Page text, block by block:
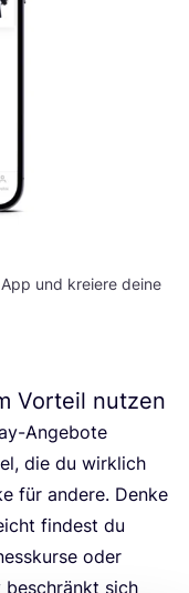
und kreiere deine
Vorteil nutzen
Ange­bo­te
die du wirk­lich
für ande­re. Den­ke
fin­dest du
oder
beschränkt sich